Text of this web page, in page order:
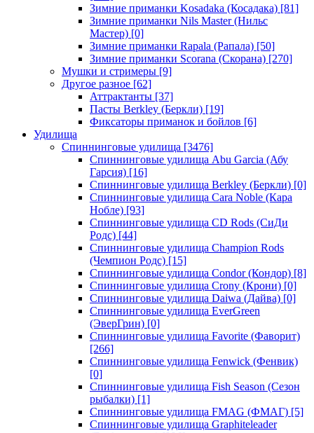
Зимние приманки Kosadaka (Косадака) [81]
Зимние приманки Nils Master (Нильс
Мастер) [0]
Зимние приманки Rapala (Рапала) [50]
Зимние приманки Scorana (Скорана) [270]
Мушки и стримеры [9]
Другое разное [62]
Аттрактанты [37]
Пасты Berkley (Беркли) [19]
Фиксаторы приманок и бойлов [6]
Удилища
Спиннинговые удилища [3476]
Спиннинговые удилища Abu Garcia (Абу
Гарсия) [16]
Спиннинговые удилища Berkley (Беркли) [0]
Спиннинговые удилища Cara Noble (Кара
Нобле) [93]
Спиннинговые удилища CD Rods (СиДи
Родс) [44]
Спиннинговые удилища Champion Rods
(Чемпион Родс) [15]
Спиннинговые удилища Condor (Кондор) [8]
Спиннинговые удилища Crony (Крони) [0]
Спиннинговые удилища Daiwa (Дайва) [0]
Спиннинговые удилища EverGreen
(ЭверГрин) [0]
Спиннинговые удилища Favorite (Фаворит)
[266]
Спиннинговые удилища Fenwick (Фенвик)
[0]
Спиннинговые удилища Fish Season (Сезон
рыбалки) [1]
Спиннинговые удилища FMAG (ФМАГ) [5]
Спиннинговые удилища Graphiteleader